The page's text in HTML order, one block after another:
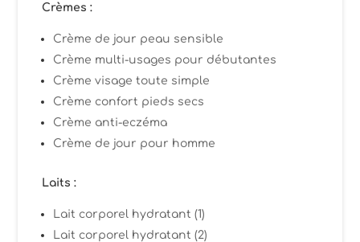
Crèmes :
Crème de jour peau sensible
Crème multi-usages pour débutantes
Crème visage toute simple
Crème confort pieds secs
Crème anti-eczéma
Crème de jour pour homme
Laits :
Lait corporel hydratant (1)
Lait corporel hydratant (2)